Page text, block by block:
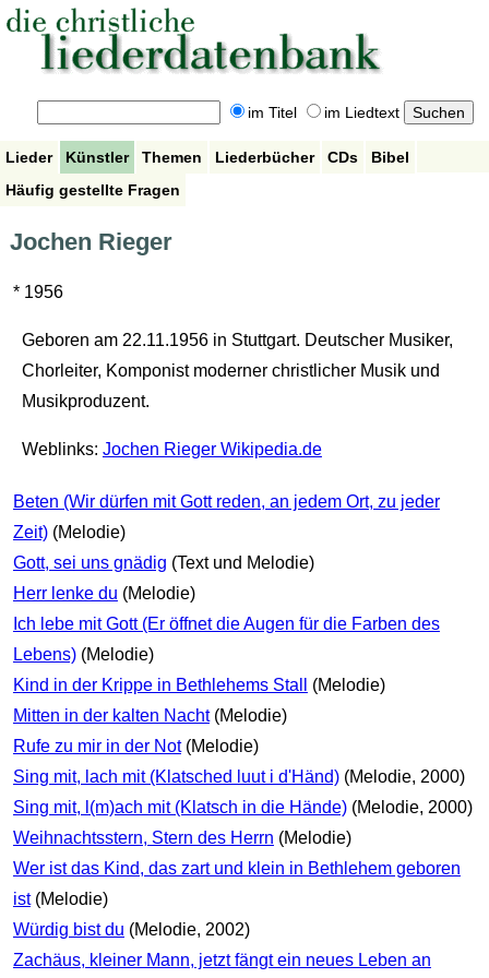
im Titel im Liedtext
Lieder Künstler Themen Liederbücher CDs
Bibel
Häufig gestellte Fragen
Jochen Rieger
* 1956
Geboren am 22.11.1956 in Stuttgart. Deutscher Musiker,
Chorleiter, Komponist moderner christlicher Musik und
Musikproduzent.
Weblinks: Jochen Rieger Wikipedia.de
Beten (Wir dürfen mit Gott reden, an jedem Ort, zu jeder
Zeit) (Melodie)
Gott, sei uns gnädig (Text und Melodie)
Herr lenke du (Melodie)
Ich lebe mit Gott (Er öffnet die Augen für die Farben des
Lebens) (Melodie)
Kind in der Krippe in Bethlehems Stall
(Melodie)
Mitten in der kalten Nacht (Melodie)
Rufe zu mir in der Not (Melodie)
Sing mit, lach mit (Klatsched luut i d'Händ) (Melodie, 2000)
Sing mit, l(m)ach mit (Klatsch in die Hände) (Melodie, 2000)
Weihnachtsstern, Stern des Herrn (Melodie)
Wer ist das Kind, das zart und klein in Bethlehem geboren
ist (Melodie)
Würdig bist du (Melodie, 2002)
Zachäus, kleiner Mann, jetzt fängt ein neues Leben an